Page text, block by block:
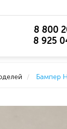
8 800
8 925
Бампер